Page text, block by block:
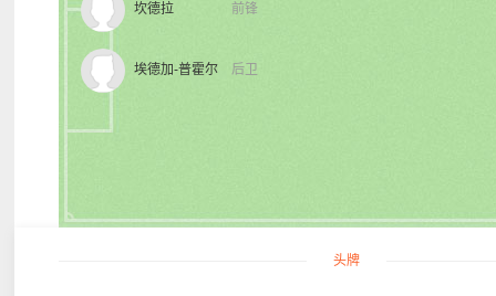
前锋
坎德拉
后卫
埃德加-普霍尔
头牌